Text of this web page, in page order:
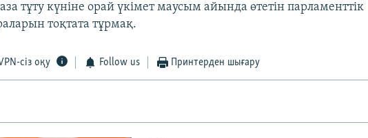
тұту күніне орай үкімет маусым айында өтетін парламенттік
тоқтата тұрмақ.
сіз оқу Follow us Принтерден шығару